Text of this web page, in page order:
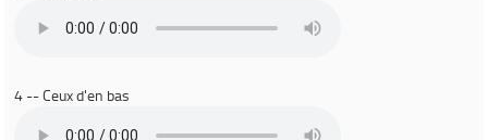
4 -- Ceux d'en bas